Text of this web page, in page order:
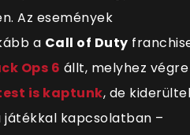
Az események
a Call of Duty
Ops 6 állt, melyhez végre
is kaptunk, de
játékkal kapcsolatban –